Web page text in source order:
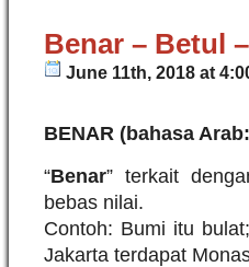
Benar – Betul
June 11th, 2018 at
BENAR (bahasa Arab:
“Benar” terkait
bebas nilai.
Contoh: Bumi itu
Jakarta terdapat